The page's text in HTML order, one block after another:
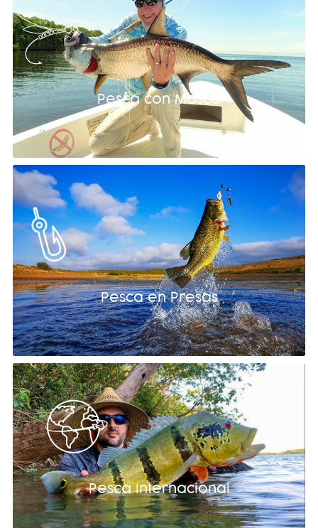
Pesca con Mosca
Pesca en Presas
Pesca Internacional